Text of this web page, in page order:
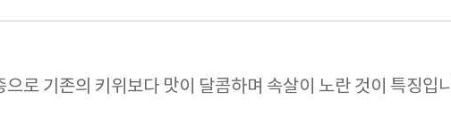
로 기존의 키위보다 맛이 달콤하며 속살이 노란 것이 특징입니